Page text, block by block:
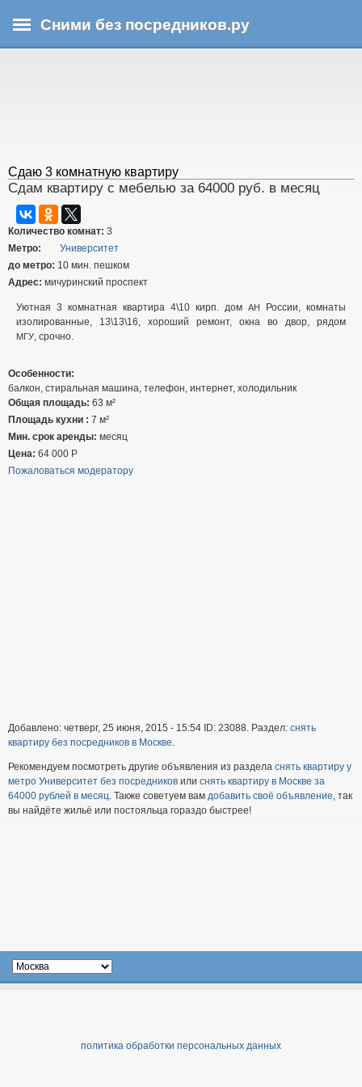
к
основному
Сними без посредников.ру
Сдаю 3 комнатную квартиру
Сдам квартиру с мебелью за 64000 руб. в месяц
Количество комнат: 3
Метро:
Университет
до метро: 10 мин. пешком
Адрес: мичуринский проспект
Уютная 3 комнатная квартира 4\10 кирп. дом АН
России, комнаты
изолированные, 13\13\16, хороший ремонт, окна во двор, рядом
МГУ, срочно.
Особенности:
балкон, стиральная машина, телефон, интернет, холодильник
Общая площадь: 63 м²
Площадь кухни : 7 м²
Мин. срок аренды: месяц
Цена: 64 000 Р
Пожаловаться модератору
Добавлено: четверг, 25 июня, 2015 - 15:54 ID: 23088. Раздел: снять
квартиру без посредников в Москве.
Рекомендуем посмотреть другие объявления из раздела снять квартиру у
метро Университет без посредников или снять квартиру в Москве за
64000 рублей в месяц. Также советуем вам добавить своё объявление, так
вы найдёте жильё или постояльца гораздо быстрее!
политика обработки персональных данных